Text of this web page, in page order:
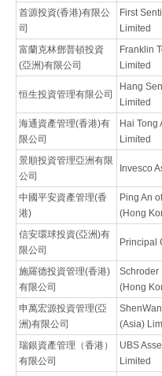
首源投資(香港)有限公
司
First
Limited
富蘭克林鄧普頓投資
(亞洲)有限公司
Franklin
Limited
恒生投資管理有限公司
Hang
Limited
海通資產管理(香港)有
限公司
Hai Tong
Limited
景順投資管理亞洲有限
公司
Invesco
中國平安資產管理(香
港)
Ping An
(Hong
信安環球投資(亞洲)有
限公司
Principal
施羅德投資管理(香港)
有限公司
Schroder
(Hong
申萬宏源投資管理(亞
洲)有限公司
(Asia)
瑞銀資產管理（香港）
有限公司
UBS
Limited